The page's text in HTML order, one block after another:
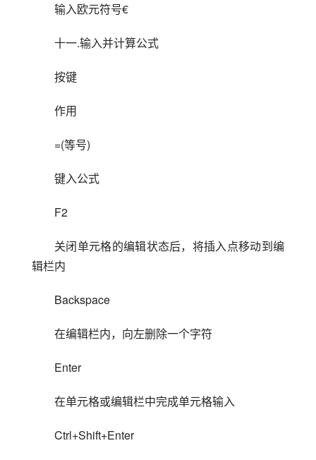
输入欧元符号€
十一.输入并计算公式
按键
作用
=(等号)
键入公式
F2
关闭单元格的编辑状态后，将插入点移动到编
辑栏内
Backspace
在编辑栏内，向左删除一个字符
Enter
在单元格或编辑栏中完成单元格输入
Ctrl+Shift+Enter